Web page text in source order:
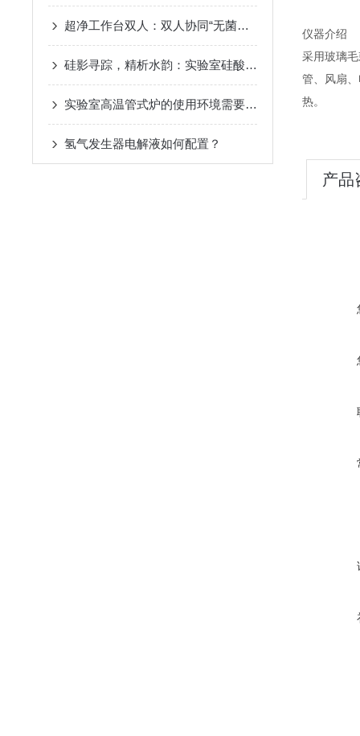
超净工作台双人：双人协同“无菌平台”，提升实验室操作效率
硅影寻踪，精析水韵：实验室硅酸根测定仪的创新之路
实验室高温管式炉的使用环境需要满足哪些要求？
氢气发生器电解液如何配置？
仪器介绍
采用玻璃
管、风扇
热。
产品